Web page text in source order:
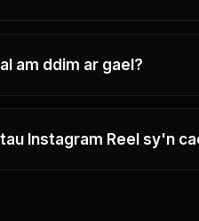
am ddim ar gael?
Instagram Reel sy'n